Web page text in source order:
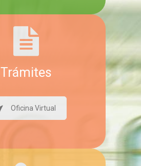
Trámites
Oficina Virtual